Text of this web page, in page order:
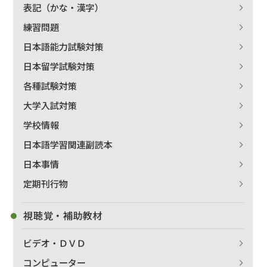
出版社名で絞り込む
著者名で絞り込む
表記（かな・漢字）
練習問題
日本語能力試験対策
日本留学試験対策
各種試験対策
大学入試対策
学校情報
日本語学習関連副読本
日本事情
定期刊行物
視聴覚・補助教材
ビデオ・ＤＶＤ
コンピューター